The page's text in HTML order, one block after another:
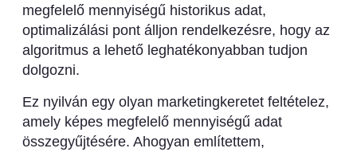
megfelelő mennyiségű historikus adat,
optimalizálási pont álljon rendelkezésre, hogy az
algoritmus a lehető leghatékonyabban tudjon
dolgozni.
Ez nyilván egy olyan marketingkeretet feltételez,
amely képes megfelelő mennyiségű adat
összegyűjtésére. Ahogyan említettem,